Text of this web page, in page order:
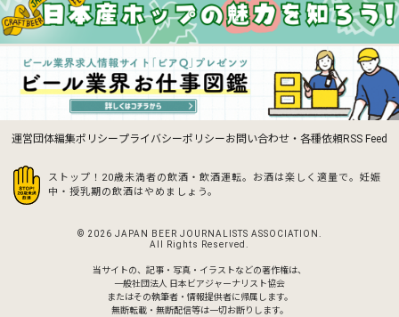
運営団体編集ポリシープライバシーポリシーお問い合わせ・各種依頼RSS Feed
ストップ！20歳未満者の飲酒・飲酒運転。お酒は楽しく適量で。 妊娠
中・授乳期の飲酒はやめましょう。
© 2026 JAPAN BEER JOURNALISTS ASSOCIATION.
All Rights Reserved.
当サイトの、記事・写真・イラストなどの著作権は、
一般社団法人 日本ビアジャーナリスト協会
またはその執筆者・情報提供者に帰属します。
無断転載・無断配信等は一切お断りします。